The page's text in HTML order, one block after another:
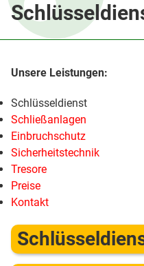
Schlüsseldienst
Schließanlagen
Einbruchschutz
Sicherheitstechnik
Tresore
Preise
Kontakt